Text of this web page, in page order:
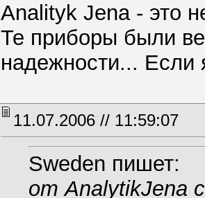
Analityk Jena - это
Те приборы были
надежности... Если
11.07.2006 // 11:59:07
Sweden пишет:
от AnalytikJena